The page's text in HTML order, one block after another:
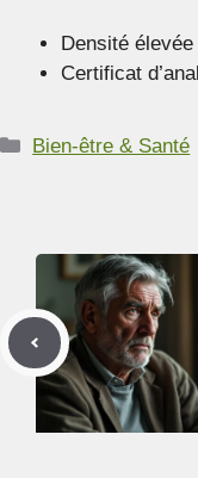
Densité
Certificat
Catégories
Bien-être & Santé